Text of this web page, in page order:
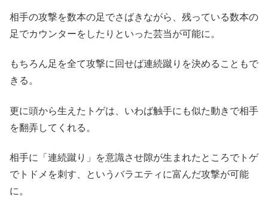
相手の攻撃を数本の足でさばきながら、残っている数本の
足でカウンターをしたりといった芸当が可能に。
もちろん足を全て攻撃に回せば連続蹴りを決めることもで
きる。
更に頭から生えたトゲは、いわば触手にも似た動きで相手
を翻弄してくれる。
相手に「連続蹴り」を意識させ隙が生まれたところでトゲ
でトドメを刺す、というバラエティに富んだ攻撃が可能
に。